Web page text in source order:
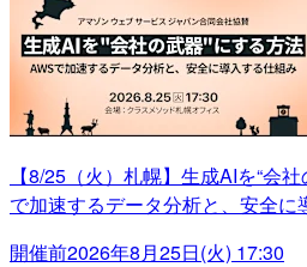
【8/25（火）札幌】生成AIを“会
で加速するデータ分析と、安全に
開催前2026年8月25日(火) 17:30